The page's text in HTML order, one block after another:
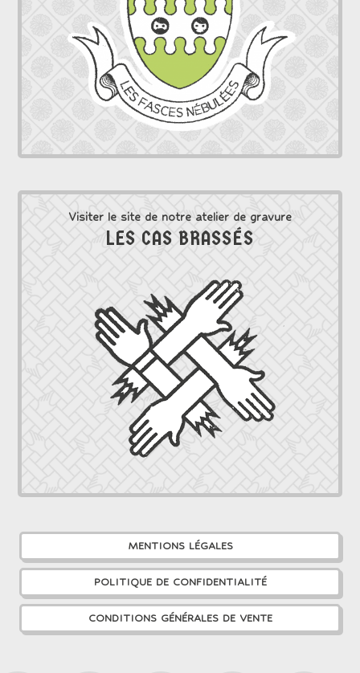
Visiter le site de notre atelier de gravure
LES CAS BRASSÉS
MENTIONS LÉGALES
POLITIQUE DE CONFIDENTIALITÉ
CONDITIONS GÉNÉRALES DE VENTE